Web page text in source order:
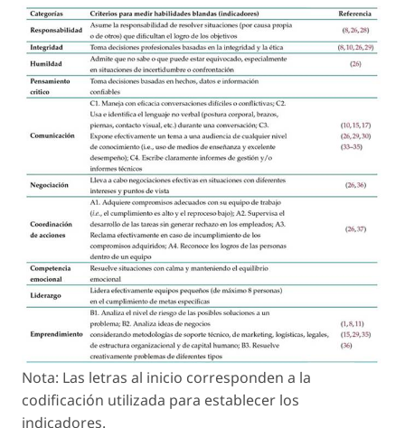
Nota: Las letras al inicio corresponden a la
codificación utilizada para establecer los
indicadores.